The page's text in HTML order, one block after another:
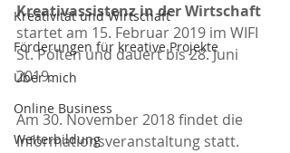
Kreativität und Wirtschaft
Förderungen für kreative Projekte
Über mich
Online Business
Weiterbildung
Kreativassistenz in der Wirtschaft
startet am 15. Februar 2019 im WIFI
St. Pölten und dauert bis 28. Juni
2019.
Am 30. November 2018 findet die
Informationsveranstaltung statt.